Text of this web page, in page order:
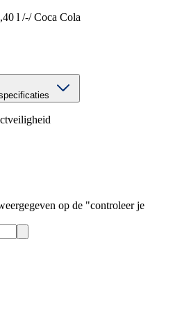
l /-/ Coca Cola
op de "controleer je